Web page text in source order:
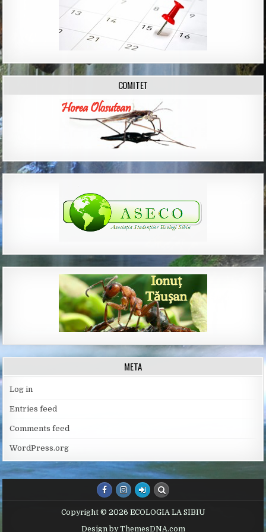
COMITET
META
Log in
Entries feed
Comments feed
WordPress.org
Copyright © 2026 ECOLOGIA LA SIBIU
Design by ThemesDNA.com